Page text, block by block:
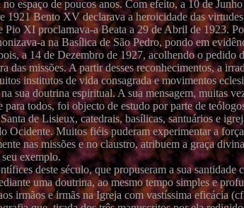
espaço de poucos anos. Com efeito, a 10 de
1921 Bento XV declarava a heroicidade das
XI proclamava-a Beata a 29 de Abril de 1923.
a na Basílica de São Pedro, pondo em
a 14 de Dezembro de 1927, acolhendo o pedido
missões. A partir desses reconhecimentos, a
institutos de vida consagrada e movimentos
sua doutrina espiritual. A sua mensagem, muitas
todos, foi objecto de estudo por parte de
de Lisieux, catedrais, basílicas, santuários e
Muitos fiéis puderam experimentar a força
nas missões e no claustro, atribuem a graça
exemplo.
deste século, que propuseram a sua santidade
uma doutrina, ao mesmo tempo simples e
irmãos e irmãs na Igreja com vastíssima eficácia